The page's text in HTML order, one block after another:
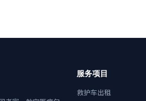
服务项目
救护车出租